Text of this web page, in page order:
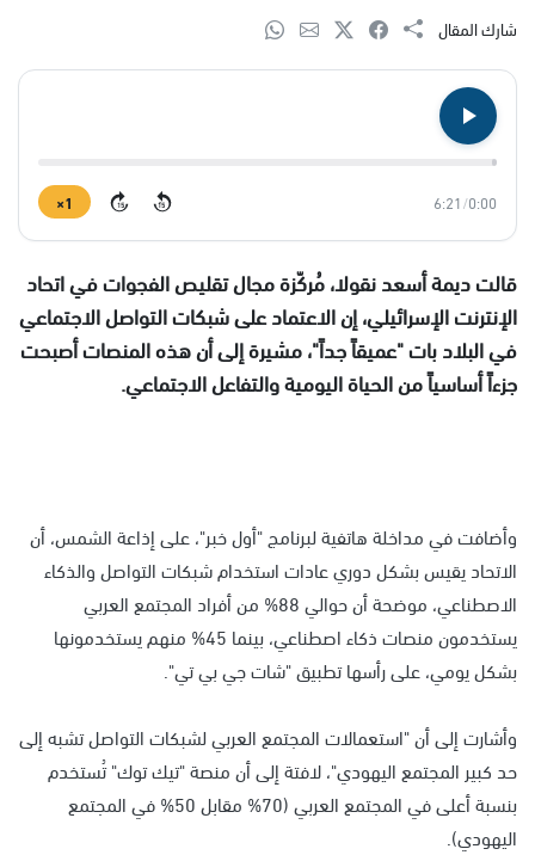
شارك المقال
0:00
/
6:21
15
15
1×
قالت ديمة أسعد نقولا، مُركّزة مجال تقليص الفجوات في اتحاد
الإنترنت الإسرائيلي، إن الاعتماد على شبكات التواصل الاجتماعي
في البلاد بات "عميقاً جداً"، مشيرة إلى أن هذه المنصات أصبحت
جزءاً أساسياً من الحياة اليومية والتفاعل الاجتماعي.
وأضافت في مداخلة هاتفية لبرنامج "أول خبر"، على إذاعة الشمس، أن
الاتحاد يقيس بشكل دوري عادات استخدام شبكات التواصل والذكاء
الاصطناعي، موضحة أن حوالي 88% من أفراد المجتمع العربي
يستخدمون منصات ذكاء اصطناعي، بينما 45% منهم يستخدمونها
بشكل يومي، على رأسها تطبيق "شات جي بي تي".
وأشارت إلى أن "استعمالات المجتمع العربي لشبكات التواصل تشبه إلى
حد كبير المجتمع اليهودي"، لافتة إلى أن منصة "تيك توك" تُستخدم
بنسبة أعلى في المجتمع العربي (70% مقابل 50% في المجتمع
اليهودي).